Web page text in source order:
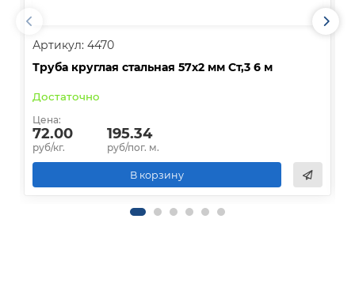
Артикул: 4470
Труба круглая стальная 57х2 мм Ст,3 6 м
Достаточно
Цена:
72.00
руб/кг.
195.34
руб/пог. м.
В корзину